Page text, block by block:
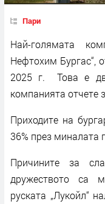
Пари
Най-голямата
Нефтохим Бургас“,
2025 г. Това е
компанията отчете
Приходите на
36% през миналата
Причините за
дружеството са
руската „Лукойл“